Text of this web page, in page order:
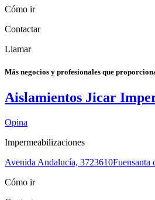
Cómo ir
Contactar
Llamar
Más negocios y profesionales que
Aislamientos Jicar
Opina
Impermeabilizaciones
Avenida Andalucía, 3723610Fuensanta
Cómo ir